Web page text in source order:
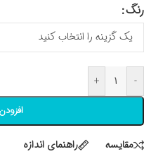
رنگ
-
+
مقايسه راهنمای اندازه